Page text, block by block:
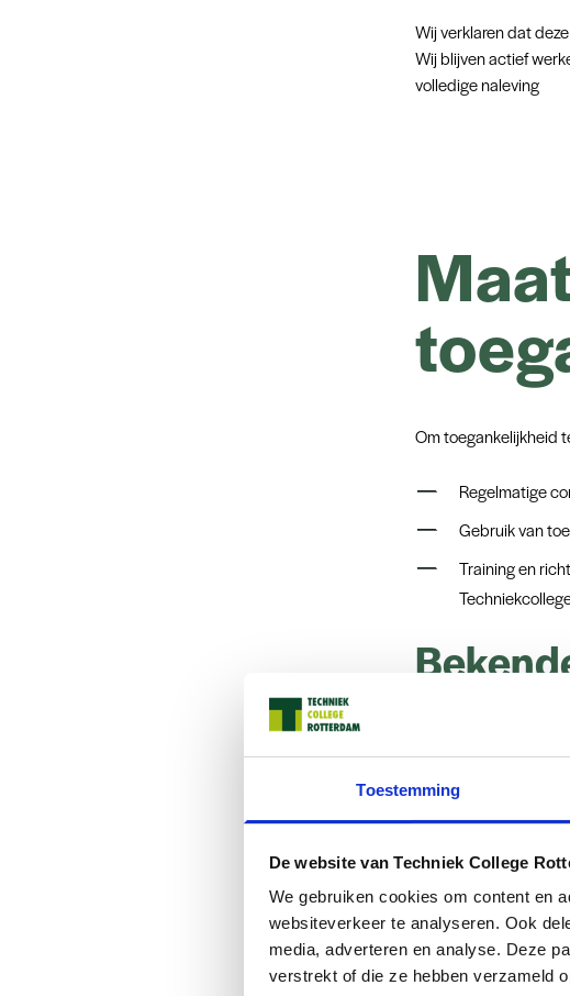
Toestemming
De website van Techniek College
We gebruiken cookies om content en
websiteverkeer te analyseren. Ook
media, adverteren en analyse. Deze
verstrekt of die ze hebben verzameld
Wij verklaren dat
Wij blijven actief
volledige naleving
Om toegankelijkheid
Regelmatige
Gebruik van
Training en
Onderdeel
PDF
documenten